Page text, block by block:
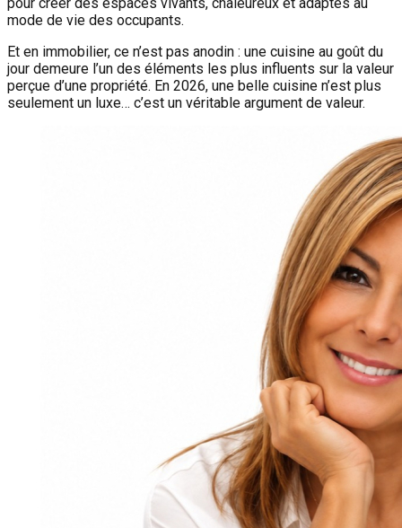
mode de vie des occupants.
Et en immobilier, ce n’est pas anodin : une cuisine au goût du
jour demeure l’un des éléments les plus influents sur la valeur
perçue d’une propriété. En 2026, une belle cuisine n’est plus
seulement un luxe… c’est un véritable argument de valeur.